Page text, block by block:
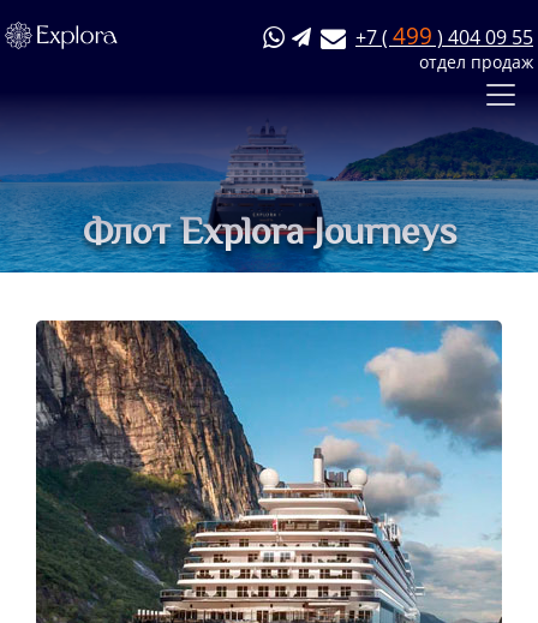
+7 ( 499 ) 404 09 55
отдел продаж
Флот Explora Journeys